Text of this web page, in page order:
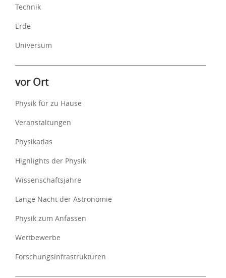
Technik
Erde
Universum
vor Ort
Physik für zu Hause
Veranstaltungen
Physikatlas
Highlights der Physik
Wissenschaftsjahre
Lange Nacht der Astronomie
Physik zum Anfassen
Wettbewerbe
Forschungsinfrastrukturen